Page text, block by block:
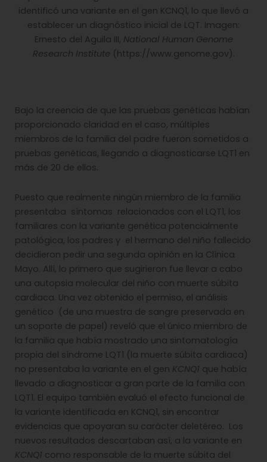
identificó una variante en el gen KCNQ1, lo que llevó a
establecer un diagnóstico inicial de LQT. Imagen:
Ernesto del Aguila III, National Human Genome
Research Institute (https://www.genome.gov).
Bajo la creencia de que las pruebas genéticas habían
proporcionado claridad en el caso, múltiples
miembros de la familia del padre fueron sometidos a
pruebas genéticas, llegando a diagnosticarse LQT1 en
más de 20 de ellos.
Puesto que realmente ningún miembro de la familia
presentaba síntomas relacionados con el LQT1, los
familiares con la variante genética potencialmente
patológica, los padres y el hermano del niño fallecido
decidieron pedir una segunda opinión en la Clínica
Mayo. Allí, lo primero que sugirieron fue llevar a cabo
una autopsia molecular del niño con muerte súbita
cardiaca. Una vez obtenido el permiso, el análisis
genético (de una muestra de sangre preservada en
un soporte de papel) reveló que el único miembro de
la familia que había mostrado una sintomatología
propia del síndrome LQT1 (la muerte súbita cardiaca)
no presentaba la variante en el gen KCNQ1 que había
llevado a diagnosticar a gran parte de la familia con
LQT1. El equipo también evaluó el efecto funcional de
la variante identificada en KCNQ1, sin encontrar
evidencias que apoyaran su carácter deletéreo. Los
nuevos resultados descartaban así, a la variante en
KCNQ1 como responsable de la muerte súbita del